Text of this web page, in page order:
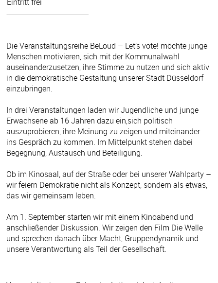
Die Veranstaltungsreihe BeLoud – Let’s vote! möchte junge
Menschen motivieren, sich mit der Kommunalwahl
auseinanderzusetzen, ihre Stimme zu nutzen und sich aktiv
in die demokratische Gestaltung unserer Stadt Düsseldorf
einzubringen.
In drei Veranstaltungen laden wir Jugendliche und junge
Erwachsene ab 16 Jahren dazu ein,sich politisch
auszuprobieren, ihre Meinung zu zeigen und miteinander
ins Gespräch zu kommen. Im Mittelpunkt stehen dabei
Begegnung, Austausch und Beteiligung.
Ob im Kinosaal, auf der Straße oder bei unserer Wahlparty –
wir feiern Demokratie nicht als Konzept, sondern als etwas,
das wir gemeinsam leben.
Am 1. September starten wir mit einem Kinoabend und
anschließender Diskussion. Wir zeigen den Film Die Welle
und sprechen danach über Macht, Gruppendynamik und
unsere Verantwortung als Teil der Gesellschaft.